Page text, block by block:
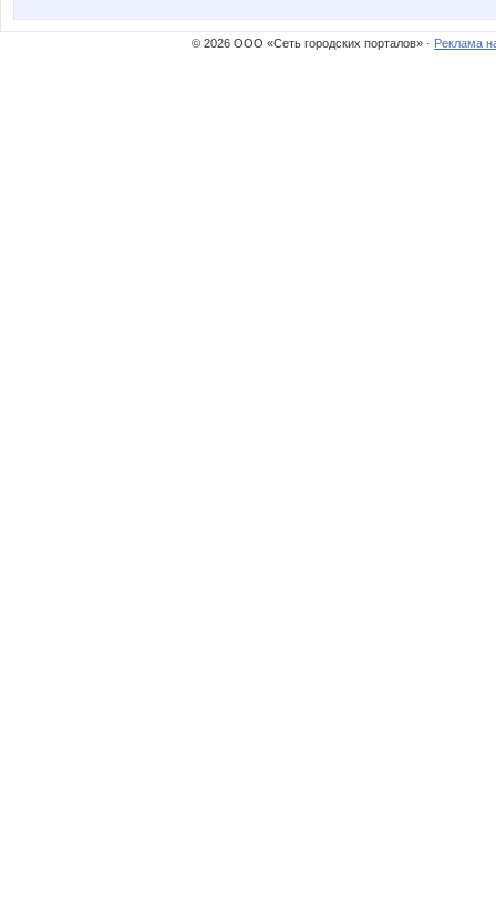
© 2026 ООО «Сеть городских порталов» · Реклама